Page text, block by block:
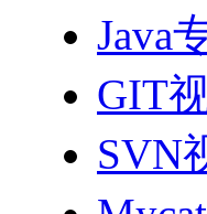
Java
GIT
SVN